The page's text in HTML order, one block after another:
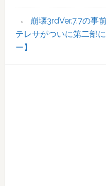
崩壊3rdVer.7.7の事
テレサがついに第二部
ー】